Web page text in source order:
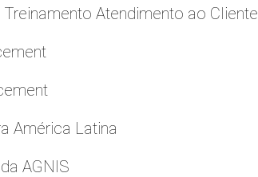
Atendimento ao Cliente
América Latina
AGNIS